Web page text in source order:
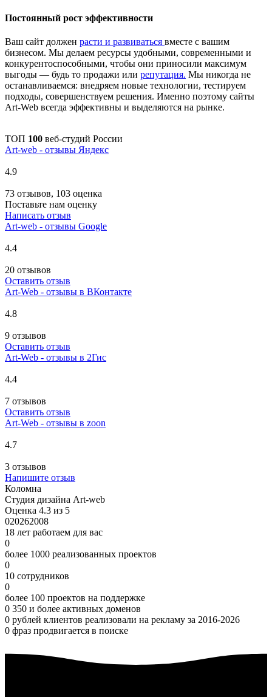
Постоянный рост эффективности
Ваш сайт должен расти и развиваться вместе с вашим
бизнесом. Мы делаем ресурсы удобными, современными и
конкурентоспособными, чтобы они приносили максимум
выгоды — будь то продажи или репутация. Мы никогда не
останавливаемся: внедряем новые технологии, тестируем
подходы, совершенствуем решения. Именно поэтому сайты
Art-Web всегда эффективны и выделяются на рынке.
ТОП 100 веб-студий России
Art-web - отзывы Яндекс
4.9
73 отзывов, 103 оценка
Поставьте нам оценку
Написать отзыв
Art-web - отзывы Google
4.4
20 отзывов
Оставить отзыв
Art-Web - отзывы в ВКонтакте
4.8
9 отзывов
Оставить отзыв
Art-Web - отзывы в 2Гис
4.4
7 отзывов
Оставить отзыв
Art-Web - отзывы в zoon
4.7
3 отзывов
Напишите отзыв
Коломна
Студия дизайна Art-web
Оценка 4.3 из 5
020262008
18 лет работаем для вас
0
более 1000 реализованных проектов
0
10 сотрудников
0
более 100 проектов на поддержке
0 350 и более активных доменов
0 рублей клиентов реализовали на рекламу за 2016-2026
0 фраз продвигается в поиске